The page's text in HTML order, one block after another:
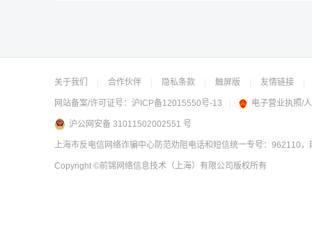
关于我们 合作伙伴 隐私条款 触屏版 友情链接
网站备案/许可证号： 沪ICP备12015550号-13 电子营业执照/
沪公网安备 31011502002551 号
上海市反电信网络诈骗中心防范劝阻电话和短信统一专号：962110
Copyright ©前锦网络信息技术（上海）有限公司 版权所有